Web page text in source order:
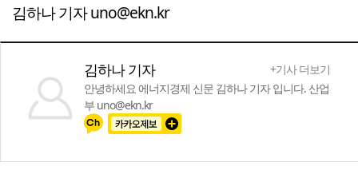
김하나 기자 uno@ekn.kr
김하나 기자
+기사 더보기
안녕하세요 에너지경제 신문 김하나 기자 입니다. 산업
부 uno@ekn.kr